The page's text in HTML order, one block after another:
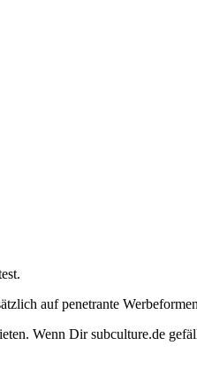
auf penetrante
Wenn Dir subculture.de